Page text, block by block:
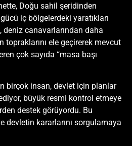
Doğu sahil şeridinden
iç bölgelerdeki yaratıkları
deniz canavarlarından daha
topraklarını ele geçirerek mevcut
çok sayıda “masa başı
birçok insan, devlet için planlar
büyük resmi kontrol etmeye
destek görüyordu. Bu
devletin kararlarını sorgulamaya